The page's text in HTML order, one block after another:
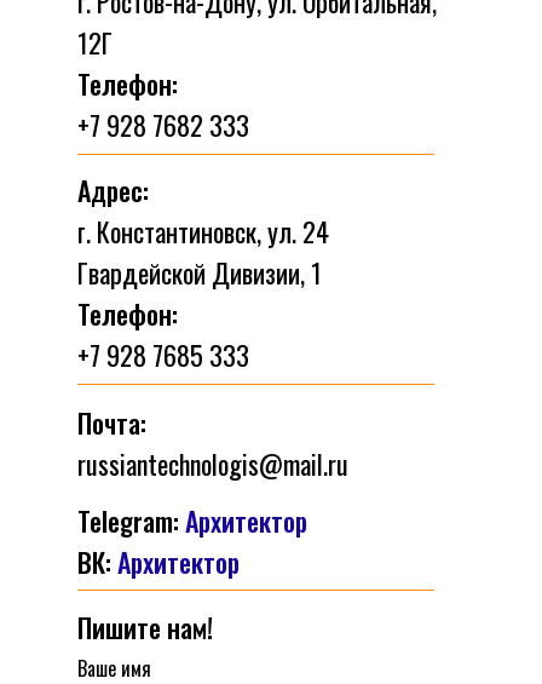
12Г
Телефон:
+7 928 7682 333
Адрес:
г. Константиновск, ул. 24
Гвардейской Дивизии, 1
Телефон:
+7 928 7685 333
Почта:
russiantechnologis@mail.ru
Telegram:Архитектор
ВК:Архитектор
Ваше имя
Пишите нам!